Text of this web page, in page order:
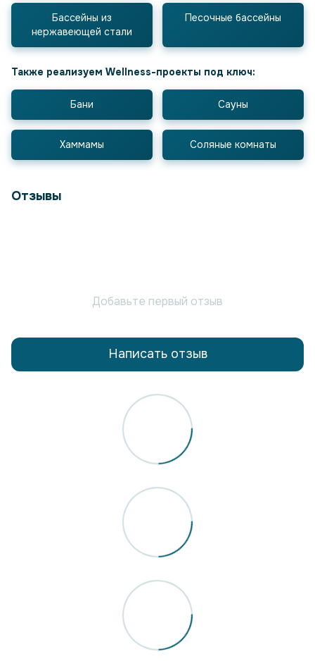
Бассейны из
нержавеющей стали
Песочные бассейны
Также реализуем Wellness-проекты под ключ:
Бани Сауны
Хаммамы Соляные комнаты
Отзывы
Добавьте первый отзыв
Написать отзыв